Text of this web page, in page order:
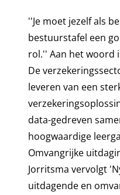
''Je moet jezelf als
bestuurstafel een
rol.'' Aan het woord
De
leveren van een
data-gedreven
hoogwaardige
Omvangrijke
Jorritsma vervolgt
uitdagende en